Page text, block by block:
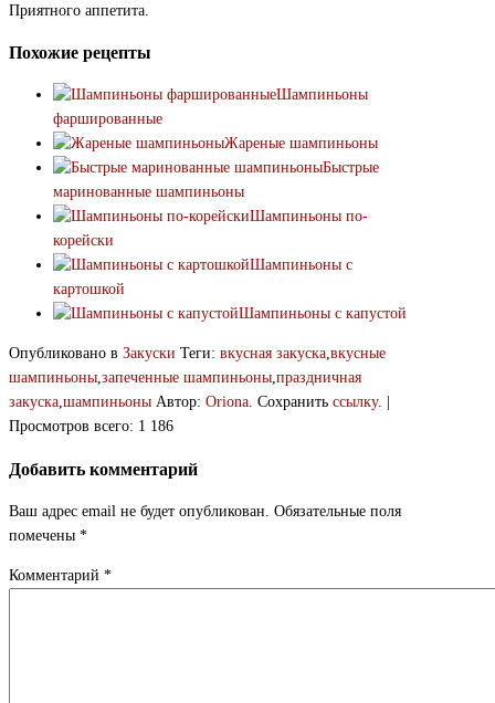
Приятного аппетита.
Похожие рецепты
Шампиньоны
фаршированные
Жареные шампиньоны
Быстрые
маринованные шампиньоны
Шампиньоны по-
корейски
Шампиньоны с
картошкой
Шампиньоны с капустой
Опубликовано в Закуски Теги: вкусная закуска,вкусные
шампиньоны,запеченные шампиньоны,праздничная
закуска,шампиньоны Автор: Oriona. Сохранить ссылку. |
Просмотров всего: 1 186
Добавить комментарий
Ваш адрес email не будет опубликован. Обязательные поля
помечены *
Комментарий *